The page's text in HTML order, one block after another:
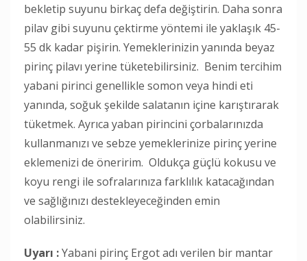
bekletip suyunu birkaç defa değiştirin. Daha sonra
pilav gibi suyunu çektirme yöntemi ile yaklaşık 45-
55 dk kadar pişirin. Yemeklerinizin yanında beyaz
pirinç pilavı yerine tüketebilirsiniz. Benim tercihim
yabani pirinci genellikle somon veya hindi eti
yanında, soğuk şekilde salatanın içine karıştırarak
tüketmek. Ayrıca yaban pirincini çorbalarınızda
kullanmanızı ve sebze yemeklerinize pirinç yerine
eklemenizi de öneririm. Oldukça güçlü kokusu ve
koyu rengi ile sofralarınıza farklılık katacağından
ve sağlığınızı destekleyeceğinden emin
olabilirsiniz.
Uyarı :Yabani pirinç Ergot adı verilen bir mantar